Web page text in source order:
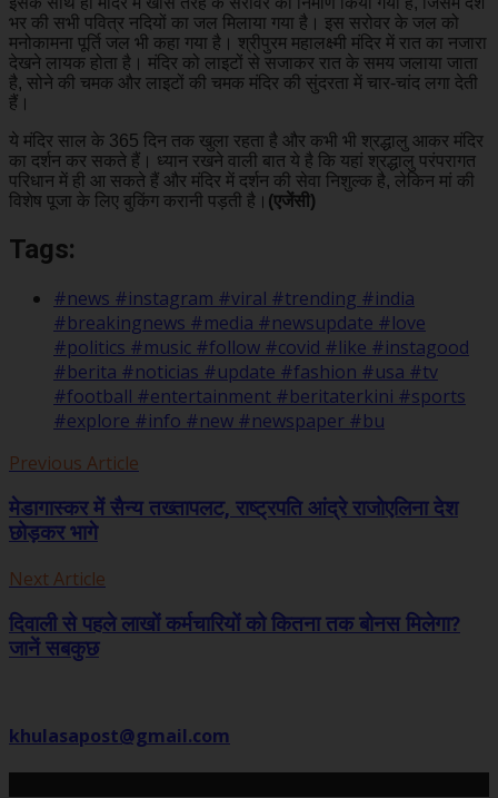
भर की सभी पवित्र नदियों का जल मिलाया गया है। इस सरोवर के जल को
मनोकामना पूर्ति जल भी कहा गया है। श्रीपुरम महालक्ष्मी मंदिर में रात का नजारा
देखने लायक होता है। मंदिर को लाइटों से सजाकर रात के समय जलाया जाता
है, सोने की चमक और लाइटों की चमक मंदिर की सुंदरता में चार-चांद लगा देती
हैं।
ये मंदिर साल के 365 दिन तक खुला रहता है और कभी भी श्रद्धालु आकर मंदिर
का दर्शन कर सकते हैं। ध्यान रखने वाली बात ये है कि यहां श्रद्धालु परंपरागत
परिधान में ही आ सकते हैं और मंदिर में दर्शन की सेवा निशुल्क है, लेकिन मां की
विशेष पूजा के लिए बुकिंग करानी पड़ती है। (एजेंसी)
Tags:
#news #instagram #viral #trending #india
#breakingnews #media #newsupdate #love
#politics #music #follow #covid #like #instagood
#berita #noticias #update #fashion #usa #tv
#football #entertainment #beritaterkini #sports
#explore #info #new #newspaper #bu
Previous Article
मेडागास्कर में सैन्य तख्तापलट, राष्ट्रपति आंद्रे राजोएलिना देश
छोड़कर भागे
Next Article
दिवाली से पहले लाखों कर्मचारियों को कितना तक बोनस मिलेगा?
जानें सबकुछ
khulasapost@gmail.com